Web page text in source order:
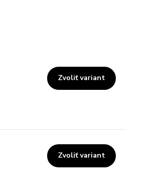
Zvoliť variant
Zvoliť variant